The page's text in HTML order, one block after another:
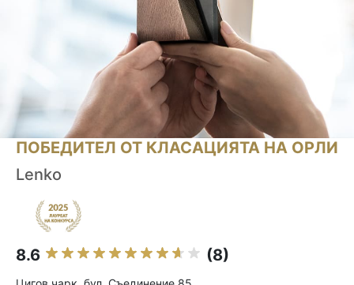
ПОБЕДИТЕЛ ОТ КЛАСАЦИЯТА НА ОРЛИ
Lenko
8.6 (8)